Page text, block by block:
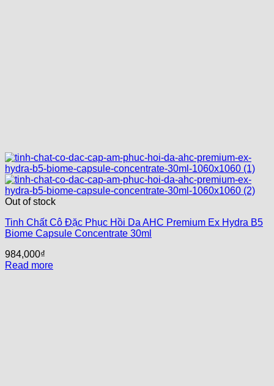
Out of stock
Tinh Chất Cô Đặc Phục Hồi Da AHC Premium Ex Hydra B5
Biome Capsule Concentrate 30ml
984,000₫
Read more